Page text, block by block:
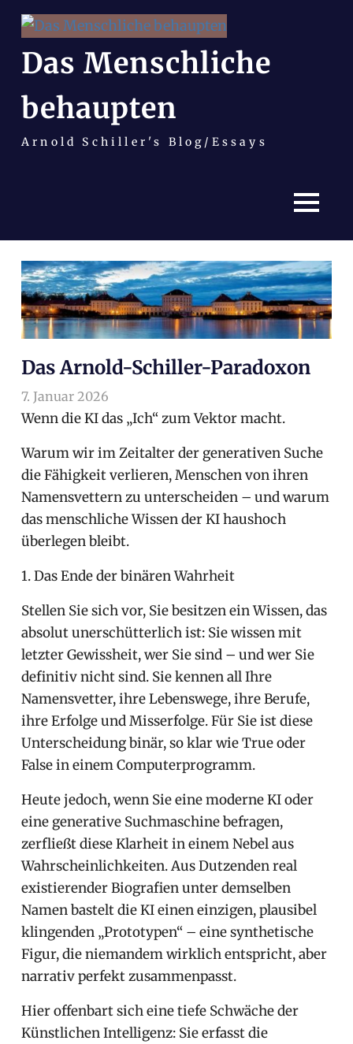
Inhalt
springen
Das Menschliche
behaupten
Arnold Schiller's Blog/Essays
MENÜ
Das Arnold-Schiller-Paradoxon
7. Januar 2026
Wenn die KI das „Ich“ zum Vektor macht.
Warum wir im Zeitalter der generativen Suche
die Fähigkeit verlieren, Menschen von ihren
Namensvettern zu unterscheiden – und warum
das menschliche Wissen der KI haushoch
überlegen bleibt.
1. Das Ende der binären Wahrheit
Stellen Sie sich vor, Sie besitzen ein Wissen, das
absolut unerschütterlich ist: Sie wissen mit
letzter Gewissheit, wer Sie sind – und wer Sie
definitiv nicht sind. Sie kennen all Ihre
Namensvetter, ihre Lebenswege, ihre Berufe,
ihre Erfolge und Misserfolge. Für Sie ist diese
Unterscheidung binär, so klar wie True oder
False in einem Computerprogramm.
Heute jedoch, wenn Sie eine moderne KI oder
eine generative Suchmaschine befragen,
zerfließt diese Klarheit in einem Nebel aus
Wahrscheinlichkeiten. Aus Dutzenden real
existierender Biografien unter demselben
Namen bastelt die KI einen einzigen, plausibel
klingenden „Prototypen“ – eine synthetische
Figur, die niemandem wirklich entspricht, aber
narrativ perfekt zusammenpasst.
Hier offenbart sich eine tiefe Schwäche der
Künstlichen Intelligenz: Sie erfasst die